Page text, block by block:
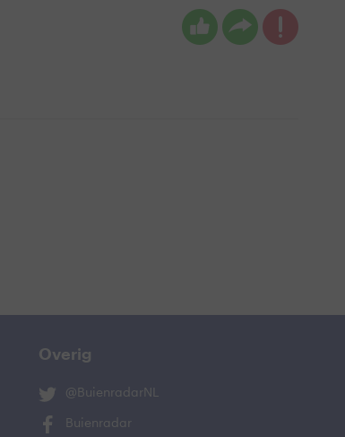
Overig
@BuienradarNL
Buienradar